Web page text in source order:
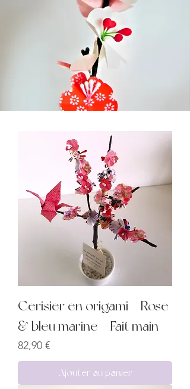
Cerisier en origami – Rose
& bleu marine – Fait main
Prix
82,90 €
Ajouter au panier